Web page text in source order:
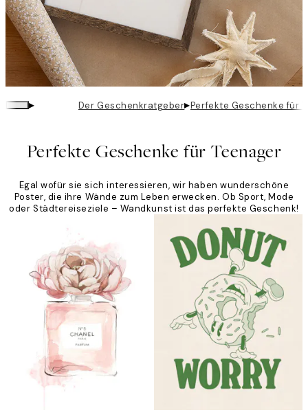
▸ Der Geschenkratgeber▸Perfekte Geschenke für
Perfekte Geschenke für Teenager
Egal wofür sie sich interessieren, wir haben wunderschöne
Poster, die ihre Wände zum Leben erwecken. Ob Sport, Mode
oder Städtereiseziele – Wandkunst ist das perfekte Geschenk!